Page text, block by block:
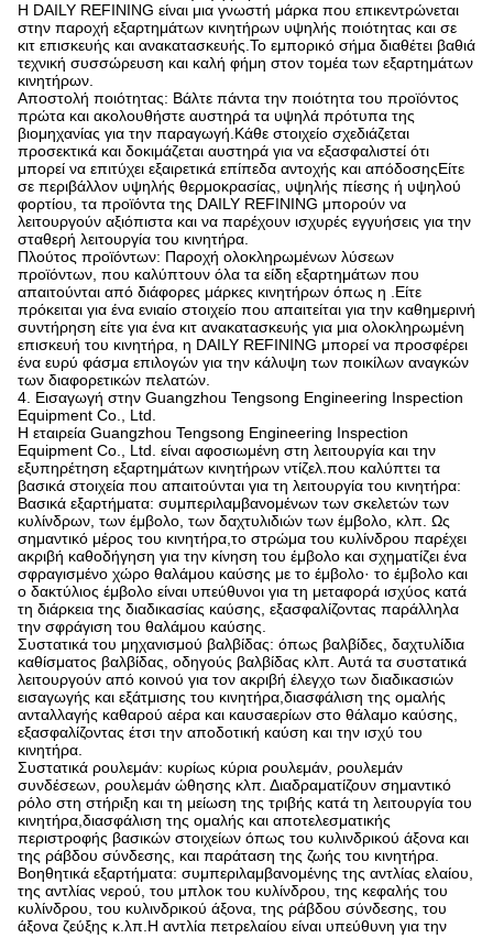
Η DAILY REFINING είναι μια γνωστή μάρκα που επικεντρώνεται
στην παροχή εξαρτημάτων κινητήρων υψηλής ποιότητας και σε
κιτ επισκευής και ανακατασκευής.Το εμπορικό σήμα διαθέτει βαθιά
τεχνική συσσώρευση και καλή φήμη στον τομέα των εξαρτημάτων
κινητήρων.
Αποστολή ποιότητας: Βάλτε πάντα την ποιότητα του προϊόντος
πρώτα και ακολουθήστε αυστηρά τα υψηλά πρότυπα της
βιομηχανίας για την παραγωγή.Κάθε στοιχείο σχεδιάζεται
προσεκτικά και δοκιμάζεται αυστηρά για να εξασφαλιστεί ότι
μπορεί να επιτύχει εξαιρετικά επίπεδα αντοχής και απόδοσηςΕίτε
σε περιβάλλον υψηλής θερμοκρασίας, υψηλής πίεσης ή υψηλού
φορτίου, τα προϊόντα της DAILY REFINING μπορούν να
λειτουργούν αξιόπιστα και να παρέχουν ισχυρές εγγυήσεις για την
σταθερή λειτουργία του κινητήρα.
Πλούτος προϊόντων: Παροχή ολοκληρωμένων λύσεων
προϊόντων, που καλύπτουν όλα τα είδη εξαρτημάτων που
απαιτούνται από διάφορες μάρκες κινητήρων όπως η .Είτε
πρόκειται για ένα ενιαίο στοιχείο που απαιτείται για την καθημερινή
συντήρηση είτε για ένα κιτ ανακατασκευής για μια ολοκληρωμένη
επισκευή του κινητήρα, η DAILY REFINING μπορεί να προσφέρει
ένα ευρύ φάσμα επιλογών για την κάλυψη των ποικίλων αναγκών
των διαφορετικών πελατών.
4. Εισαγωγή στην Guangzhou Tengsong Engineering Inspection
Equipment Co., Ltd.
Η εταιρεία Guangzhou Tengsong Engineering Inspection
Equipment Co., Ltd. είναι αφοσιωμένη στη λειτουργία και την
εξυπηρέτηση εξαρτημάτων κινητήρων ντίζελ.που καλύπτει τα
βασικά στοιχεία που απαιτούνται για τη λειτουργία του κινητήρα:
Βασικά εξαρτήματα: συμπεριλαμβανομένων των σκελετών των
κυλίνδρων, των έμβολο, των δαχτυλιδιών των έμβολο, κλπ. Ως
σημαντικό μέρος του κινητήρα,το στρώμα του κυλίνδρου παρέχει
ακριβή καθοδήγηση για την κίνηση του έμβολο και σχηματίζει ένα
σφραγισμένο χώρο θαλάμου καύσης με το έμβολο· το έμβολο και
ο δακτύλιος έμβολο είναι υπεύθυνοι για τη μεταφορά ισχύος κατά
τη διάρκεια της διαδικασίας καύσης, εξασφαλίζοντας παράλληλα
την σφράγιση του θαλάμου καύσης.
Συστατικά του μηχανισμού βαλβίδας: όπως βαλβίδες, δαχτυλίδια
καθίσματος βαλβίδας, οδηγούς βαλβίδας κλπ. Αυτά τα συστατικά
λειτουργούν από κοινού για τον ακριβή έλεγχο των διαδικασιών
εισαγωγής και εξάτμισης του κινητήρα,διασφάλιση της ομαλής
ανταλλαγής καθαρού αέρα και καυσαερίων στο θάλαμο καύσης,
εξασφαλίζοντας έτσι την αποδοτική καύση και την ισχύ του
κινητήρα.
Συστατικά ρουλεμάν: κυρίως κύρια ρουλεμάν, ρουλεμάν
συνδέσεων, ρουλεμάν ώθησης κλπ. Διαδραματίζουν σημαντικό
ρόλο στη στήριξη και τη μείωση της τριβής κατά τη λειτουργία του
κινητήρα,διασφάλιση της ομαλής και αποτελεσματικής
περιστροφής βασικών στοιχείων όπως του κυλινδρικού άξονα και
της ράβδου σύνδεσης, και παράταση της ζωής του κινητήρα.
Βοηθητικά εξαρτήματα: συμπεριλαμβανομένης της αντλίας ελαίου,
της αντλίας νερού, του μπλοκ του κυλίνδρου, της κεφαλής του
κυλίνδρου, του κυλινδρικού άξονα, της ράβδου σύνδεσης, του
άξονα ζεύξης κ.λπ.Η αντλία πετρελαίου είναι υπεύθυνη για την